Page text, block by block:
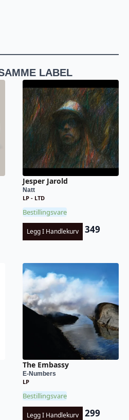
LABEL
Jesper Jarold
Natt
LP - LTD
Bestillingsvare
Legg I Handlekurv 349
The Embassy
E-Numbers
LP
Bestillingsvare
Legg I Handlekurv 299